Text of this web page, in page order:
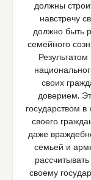
должны
навстречу
должно быть
семейного
Результатом
своих
доверием.
государством
своего
даже
семьей и
своему